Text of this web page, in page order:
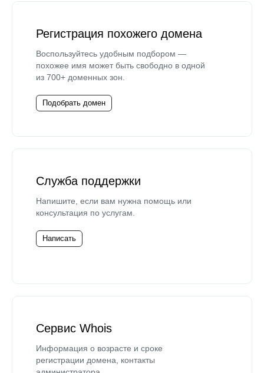
Регистрация похожего домена
Воспользуйтесь удобным подбором —
похожее имя может быть свободно в одной
из 700+ доменных зон.
Подобрать домен
Служба поддержки
Напишите, если вам нужна помощь или
консультация по услугам.
Написать
Сервис Whois
Информация о возрасте и сроке
регистрации домена, контакты